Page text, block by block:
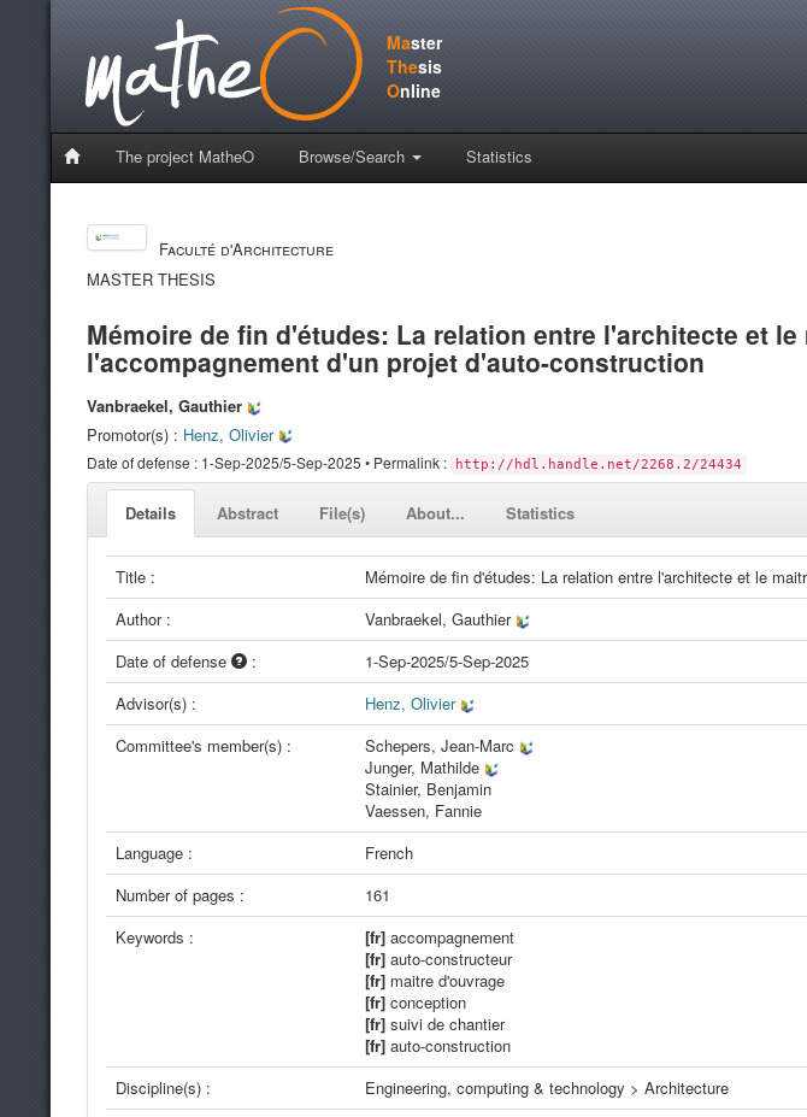
Master
Thesis
Online
The project MatheO Browse/Search Statistics
Faculté d'Architecture
MASTER THESIS
Mémoire de fin d'études: La relation entre l'architecte et
l'accompagnement d'un projet d'auto-construction
Vanbraekel, Gauthier
Promotor(s) : Henz, Olivier
Date of defense : 1-Sep-2025/5-Sep-2025 • Permalink : http://hdl.handle.net/2268.2/24434
Details Abstract File(s) About... Statistics
Title :
Mémoire de fin d'études: La relation entre l'architecte et le
Author :
Vanbraekel, Gauthier
Date of defense
:
1-Sep-2025/5-Sep-2025
Advisor(s) :
Henz, Olivier
Committee's member(s) :
Schepers, Jean-Marc
Junger, Mathilde
Stainier, Benjamin
Vaessen, Fannie
Language :
French
Number of pages :
161
Keywords :
[fr] accompagnement
[fr] auto-constructeur
[fr] maitre d'ouvrage
[fr] conception
[fr] suivi de chantier
[fr] auto-construction
Discipline(s) :
Engineering, computing & technology > Architecture